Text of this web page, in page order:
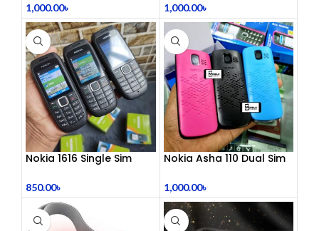
1,000.00৳ 1,000.00৳
Nokia 1616 Single Sim
850.00৳
Nokia Asha 110 Dual Sim
1,000.00৳